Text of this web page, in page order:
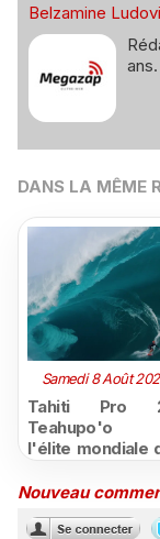
Belzamine
ans.
DANS LA MÊME
Samedi 8 Août
Tahiti Pro
Teahupo'o
l'élite mondiale
Polynésie la 1ère
Nouveau